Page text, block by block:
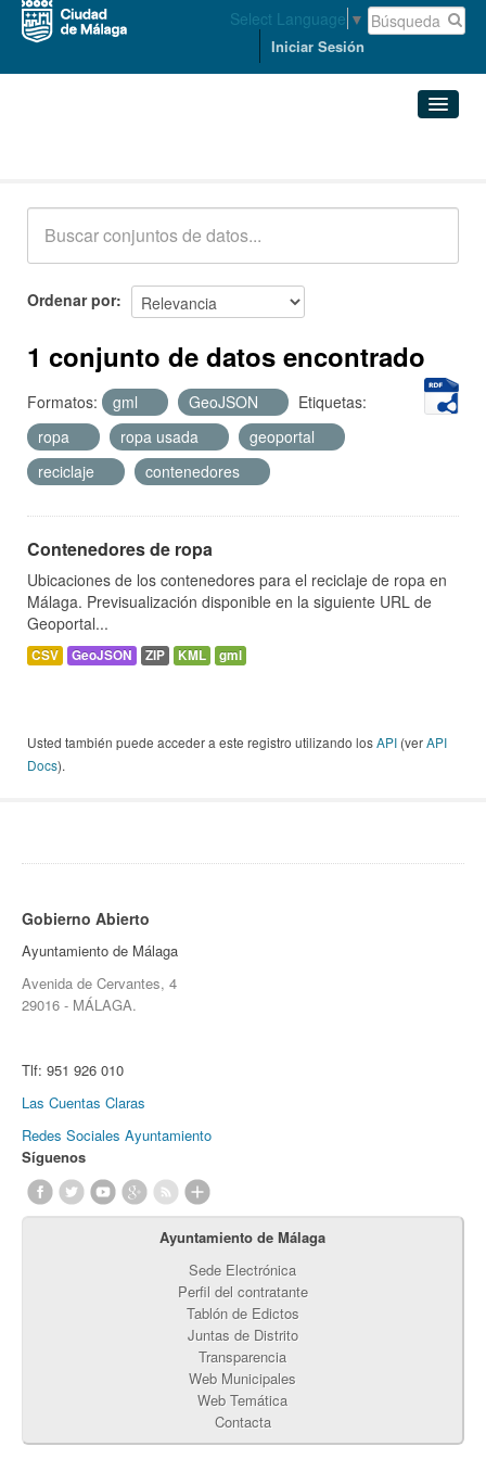
Select Language ▼
Iniciar Sesión
Acerca de
Ordenar por
1 conjunto de datos encontrado
Formatos: gml GeoJSON
Etiquetas:
ropa
ropa usada
geoportal
reciclaje
contenedores
Contenedores de ropa
Ubicaciones de los contenedores para el reciclaje de ropa en
Málaga. Previsualización disponible en la siguiente URL de
Geoportal...
CSV GeoJSON ZIP KML gml
Usted también puede acceder a este registro utilizando losAPI (verAPI
Docs).
Gobierno Abierto
Ayuntamiento de Málaga
Avenida de Cervantes, 4
29016 - MÁLAGA.
Tlf: 951 926 010
Las Cuentas Claras
Redes Sociales Ayuntamiento
Síguenos
Ayuntamiento de Málaga
Sede Electrónica
Perfil del contratante
Tablón de Edictos
Juntas de Distrito
Transparencia
Web Municipales
Web Temática
Contacta